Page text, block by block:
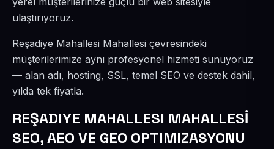
ulaştırıyoruz.
Reşadiye Mahallesi Mahallesi çevresindeki
müşterilerimize aynı profesyonel hizmeti sunuyoruz
— alan adı, hosting, SSL, temel SEO ve destek dahil,
yılda tek fiyatla.
REŞADIYE MAHALLESI MAHALLESİ
SEO, AEO VE GEO OPTIMIZASYONU